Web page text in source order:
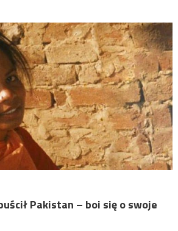
Pakistan – boi się o swoje